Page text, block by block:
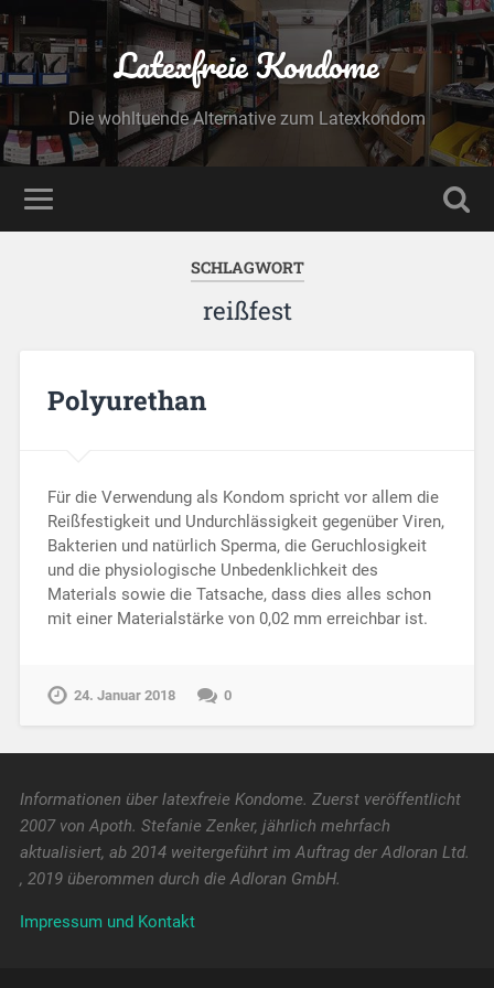
Latexfreie Kondome
Die wohltuende Alternative zum Latexkondom
SCHLAGWORT
reißfest
Polyurethan
Für die Verwendung als Kondom spricht vor allem die
Reißfestigkeit und Undurchlässigkeit gegenüber Viren,
Bakterien und natürlich Sperma, die Geruchlosigkeit
und die physiologische Unbedenklichkeit des
Materials sowie die Tatsache, dass dies alles schon
mit einer Materialstärke von 0,02 mm erreichbar ist.
24. Januar 2018 0
Informationen über latexfreie Kondome. Zuerst veröffentlicht
2007 von Apoth. Stefanie Zenker, jährlich mehrfach
aktualisiert, ab 2014 weitergeführt im Auftrag der Adloran Ltd.
, 2019 überommen durch die Adloran GmbH.
Impressum und Kontakt